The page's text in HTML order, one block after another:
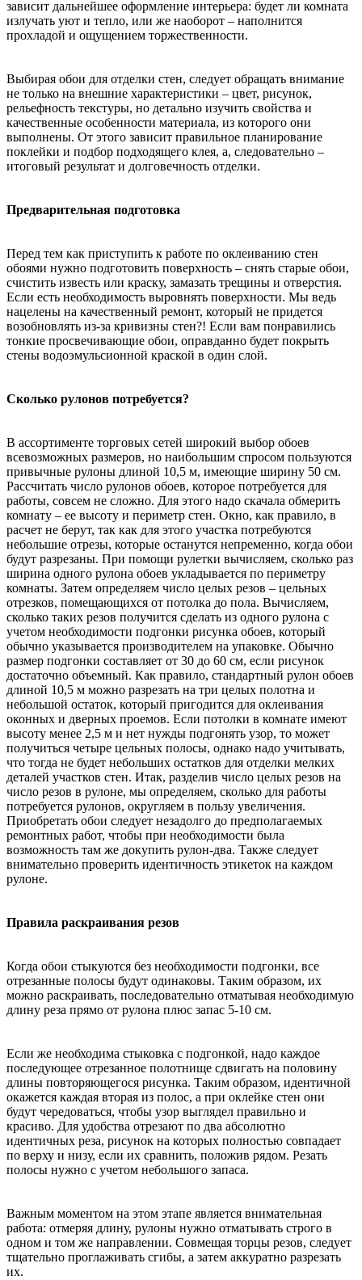
зависит дальнейшее оформление интерьера: будет ли комната
излучать уют и тепло, или же наоборот – наполнится
прохладой и ощущением торжественности.
Выбирая обои для отделки стен, следует обращать внимание
не только на внешние характеристики – цвет, рисунок,
рельефность текстуры, но детально изучить свойства и
качественные особенности материала, из которого они
выполнены. От этого зависит правильное планирование
поклейки и подбор подходящего клея, а, следовательно –
итоговый результат и долговечность отделки.
Предварительная подготовка
Перед тем как приступить к работе по оклеиванию стен
обоями нужно подготовить поверхность – снять старые обои,
счистить известь или краску, замазать трещины и отверстия.
Если есть необходимость выровнять поверхности. Мы ведь
нацелены на качественный ремонт, который не придется
возобновлять из-за кривизны стен?! Если вам понравились
тонкие просвечивающие обои, оправданно будет покрыть
стены водоэмульсионной краской в один слой.
Сколько рулонов потребуется?
В ассортименте торговых сетей широкий выбор обоев
всевозможных размеров, но наибольшим спросом пользуются
привычные рулоны длиной 10,5 м, имеющие ширину 50 см.
Рассчитать число рулонов обоев, которое потребуется для
работы, совсем не сложно. Для этого надо скачала обмерить
комнату – ее высоту и периметр стен. Окно, как правило, в
расчет не берут, так как для этого участка потребуются
небольшие отрезы, которые останутся непременно, когда обои
будут разрезаны. При помощи рулетки вычисляем, сколько раз
ширина одного рулона обоев укладывается по периметру
комнаты. Затем определяем число целых резов – цельных
отрезков, помещающихся от потолка до пола. Вычисляем,
сколько таких резов получится сделать из одного рулона с
учетом необходимости подгонки рисунка обоев, который
обычно указывается производителем на упаковке. Обычно
размер подгонки составляет от 30 до 60 см, если рисунок
достаточно объемный. Как правило, стандартный рулон обоев
длиной 10,5 м можно разрезать на три целых полотна и
небольшой остаток, который пригодится для оклеивания
оконных и дверных проемов. Если потолки в комнате имеют
высоту менее 2,5 м и нет нужды подгонять узор, то может
получиться четыре цельных полосы, однако надо учитывать,
что тогда не будет небольших остатков для отделки мелких
деталей участков стен. Итак, разделив число целых резов на
число резов в рулоне, мы определяем, сколько для работы
потребуется рулонов, округляем в пользу увеличения.
Приобретать обои следует незадолго до предполагаемых
ремонтных работ, чтобы при необходимости была
возможность там же докупить рулон-два. Также следует
внимательно проверить идентичность этикеток на каждом
рулоне.
Правила раскраивания резов
Когда обои стыкуются без необходимости подгонки, все
отрезанные полосы будут одинаковы. Таким образом, их
можно раскраивать, последовательно отматывая необходимую
длину реза прямо от рулона плюс запас 5-10 см.
Если же необходима стыковка с подгонкой, надо каждое
последующее отрезанное полотнище сдвигать на половину
длины повторяющегося рисунка. Таким образом, идентичной
окажется каждая вторая из полос, а при оклейке стен они
будут чередоваться, чтобы узор выглядел правильно и
красиво. Для удобства отрезают по два абсолютно
идентичных реза, рисунок на которых полностью совпадает
по верху и низу, если их сравнить, положив рядом. Резать
полосы нужно с учетом небольшого запаса.
Важным моментом на этом этапе является внимательная
работа: отмеряя длину, рулоны нужно отматывать строго в
одном и том же направлении. Совмещая торцы резов, следует
тщательно проглаживать сгибы, а затем аккуратно разрезать
их.